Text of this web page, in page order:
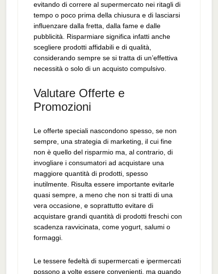
evitando di correre al supermercato nei ritagli di
tempo o poco prima della chiusura e di lasciarsi
influenzare dalla fretta, dalla fame e dalle
pubblicità. Risparmiare significa infatti anche
scegliere prodotti affidabili e di qualità,
considerando sempre se si tratta di un’effettiva
necessità o solo di un acquisto compulsivo.
Valutare Offerte e
Promozioni
Le offerte speciali nascondono spesso, se non
sempre, una strategia di marketing, il cui fine
non è quello del risparmio ma, al contrario, di
invogliare i consumatori ad acquistare una
maggiore quantità di prodotti, spesso
inutilmente. Risulta essere importante evitarle
quasi sempre, a meno che non si tratti di una
vera occasione, e soprattutto evitare di
acquistare grandi quantità di prodotti freschi con
scadenza ravvicinata, come yogurt, salumi o
formaggi.
Le tessere fedeltà di supermercati e ipermercati
possono a volte essere convenienti, ma quando